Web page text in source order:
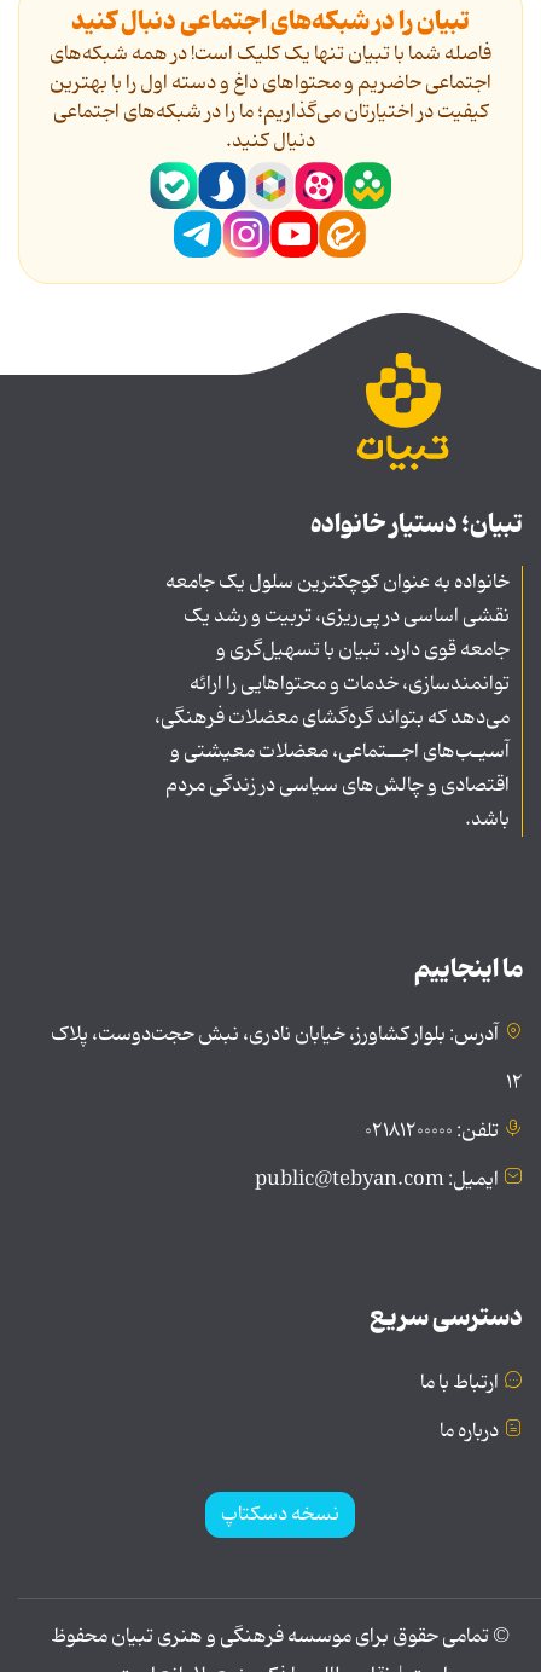
تبیان را در شبکه‌های اجتماعی دنبال کنید
فاصله شما با تبیان تنها یک کلیک است! در همه شبکه‌های
اجتماعی حاضریم و محتواهای داغ و دسته اول را با بهترین
کیفیت در اختیارتان می‌گذاریم؛ ما را در شبکه‌های اجتماعی
دنیال کنید.
تبیان؛ دستیار خانواده
خانواده به عنوان کوچکترین سلول یک جامعه
نقشی اساسی در پی‌ریزی، تربیت و رشد یک
جامعه قوی دارد. تبیان با تسهیل‌گری و
توانمندسازی، خدمات و محتواهایی را ارائه
می‌دهد که بتواند گره‌گشای معضلات فرهنگی،
آسیـب‌های اجــتماعی، معضلات معیشتی و
اقتصادی و چالش‌های سیاسی در زندگی مردم
باشد.
ما اینجاییم
آدرس: بلوار کشاورز، خیابان نادری، نبش حجت‌دوست، پلاک
۱۲
تلفن: ۰۲۱۸۱۲۰۰۰۰۰
ایمیل: public@tebyan.com
دسترسی سریع
ارتباط با ما
درباره ما
نسخه دسکتاپ
© تمامی حقوق برای موسسه فرهنگی و هنری تبیان محفوظ